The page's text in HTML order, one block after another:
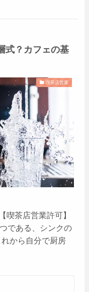
式？カフェの基
喫茶店営業
喫茶店営業許可】
である、シンクの
から自分で厨房